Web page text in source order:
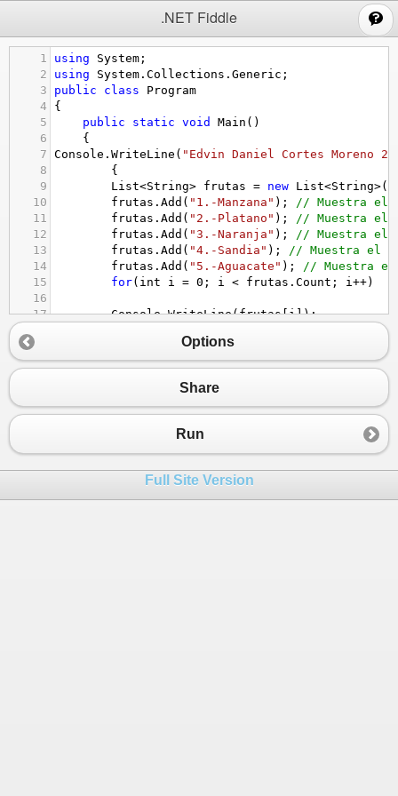
.NET Fiddle
1 using System ;
2
using System . Collections . Generic ;
3
public class
Program
4
{
5
public static void Main ()
6
{
7 Console . WriteLine ( "Edvin Daniel Cortes Moreno
8
{
9
List<String> frutas = new List<String>
10
frutas . Add ( "1.-Manzana" );
// Muestra el
11
frutas . Add ( "2.-Platano" );
// Muestra el
12
frutas . Add ( "3.-Naranja" );
// Muestra el
13
frutas . Add ( "4.-Sandia" );
// Muestra el
14
frutas . Add ( "5.-Aguacate" );
// Muestra el
15
for( int i = 0 ; i < frutas . Count ; i ++)
16
17
Console.WriteLine(frutas[i]);
19
20 }
Options
Share
Run
Full Site Version